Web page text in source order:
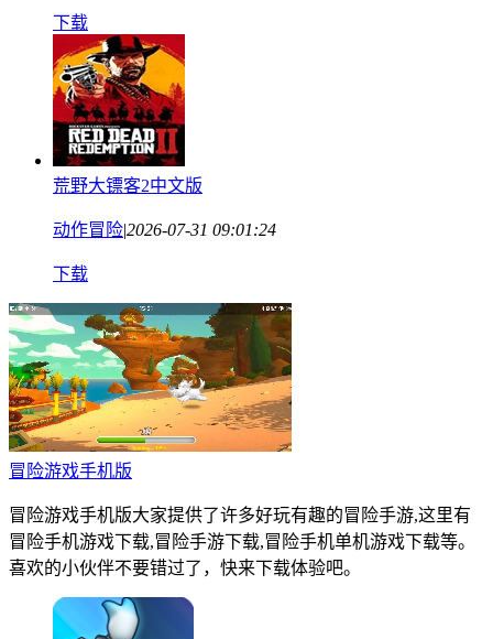
下载
荒野大镖客2中文版
动作冒险2026-07-31 09:01:24
下载
冒险游戏手机版
冒险游戏手机版大家提供了许多好玩有趣的冒险手游,这里有
冒险手机游戏下载,冒险手游下载,冒险手机单机游戏下载等。
喜欢的小伙伴不要错过了，快来下载体验吧。